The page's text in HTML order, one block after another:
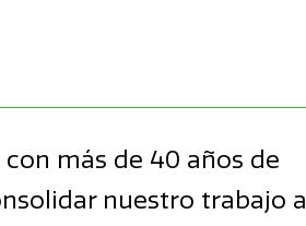
más de 40 años de
nuestro trabajo a